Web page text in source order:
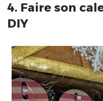
4. Faire son
DIY